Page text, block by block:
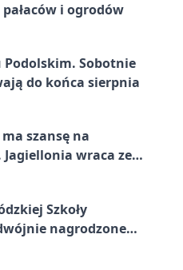
i ogrodów
Podolskim. Sobotnie
do końca sierpnia
szansę na
Jagiellonia wraca ze
Szkoły
nagrodzone